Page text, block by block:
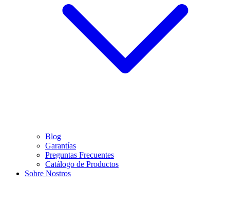
Blog
Garantías
Preguntas Frecuentes
Catálogo de Productos
Sobre Nostros